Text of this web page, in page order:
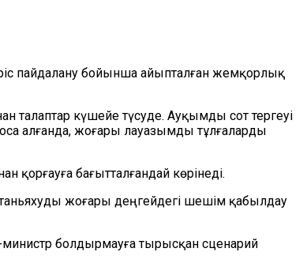
пайдалану бойынша айыпталған жемқорлық
талаптар күшейе түсуде. Ауқымды сот тергеуі
алғанда, жоғары лауазымды тұлғаларды
қорғауға бағытталғандай көрінеді.
жоғары деңгейдегі шешім қабылдау
министр болдырмауға тырысқан сценарий